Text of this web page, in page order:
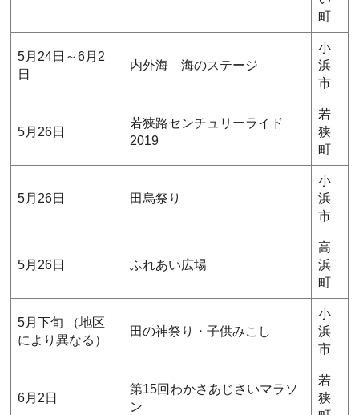
町
5月24日～6月2
日
内外海 海のステージ
小
浜
市
5月26日
若狭路センチュリーライド
2019
若
狭
町
5月26日 田烏祭り
小
浜
市
5月26日 ふれあい広場
高
浜
町
5月下旬 （地区
により異なる）
田の神祭り・子供みこし
小
浜
市
6月2日
第15回わかさあじさいマラソ
ン
若
狭